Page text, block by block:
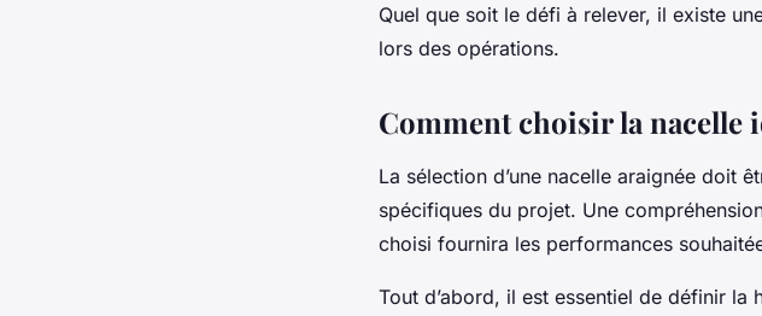
Quel que soit le défi à relever, il existe
lors des opérations.
Comment choisir la nacelle
La sélection d’une nacelle araignée doit
spécifiques du projet. Une
choisi fournira les performances
Tout d’abord, il est essentiel de définir